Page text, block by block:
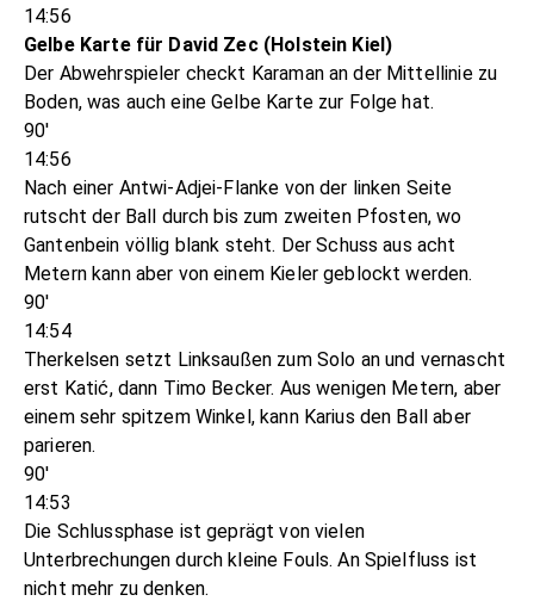
14:56
Gelbe Karte für David Zec (Holstein Kiel)
Der Abwehrspieler checkt Karaman an der Mittellinie zu
Boden, was auch eine Gelbe Karte zur Folge hat.
90'
14:56
Nach einer Antwi-Adjei-Flanke von der linken Seite
rutscht der Ball durch bis zum zweiten Pfosten, wo
Gantenbein völlig blank steht. Der Schuss aus acht
Metern kann aber von einem Kieler geblockt werden.
90'
14:54
Therkelsen setzt Linksaußen zum Solo an und vernascht
erst Katić, dann Timo Becker. Aus wenigen Metern, aber
einem sehr spitzem Winkel, kann Karius den Ball aber
parieren.
90'
14:53
Die Schlussphase ist geprägt von vielen
Unterbrechungen durch kleine Fouls. An Spielfluss ist
nicht mehr zu denken.